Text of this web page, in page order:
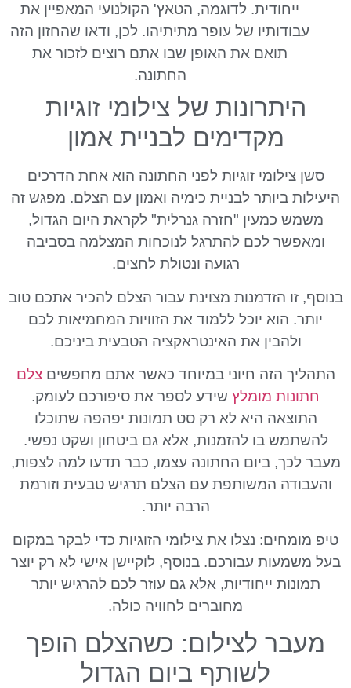
ייחודית. לדוגמה, הטאץ' הקולנועי המאפיין את
עבודותיו של עופר מתיתיהו. לכן, ודאו שהחזון הזה
תואם את האופן שבו אתם רוצים לזכור את
החתונה.
היתרונות של צילומי זוגיות
מקדימים לבניית אמון
סשן צילומי זוגיות לפני החתונה הוא אחת הדרכים
היעילות ביותר לבניית כימיה ואמון עם הצלם. מפגש זה
משמש כמעין "חזרה גנרלית" לקראת היום הגדול,
ומאפשר לכם להתרגל לנוכחות המצלמה בסביבה
רגועה ונטולת לחצים.
בנוסף, זו הזדמנות מצוינת עבור הצלם להכיר אתכם טוב
יותר. הוא יוכל ללמוד את הזוויות המחמיאות לכם
ולהבין את האינטראקציה הטבעית ביניכם.
התהליך הזה חיוני במיוחד כאשר אתם מחפשיםצלם
חתונות מומלץ שידע לספר את סיפורכם לעומק.
התוצאה היא לא רק סט תמונות יפהפה שתוכלו
להשתמש בו להזמנות, אלא גם ביטחון ושקט נפשי.
מעבר לכך, ביום החתונה עצמו, כבר תדעו למה לצפות,
והעבודה המשותפת עם הצלם תרגיש טבעית וזורמת
הרבה יותר.
טיפ מומחים: נצלו את צילומי הזוגיות כדי לבקר במקום
בעל משמעות עבורכם. בנוסף, לוקיישן אישי לא רק יוצר
תמונות ייחודיות, אלא גם עוזר לכם להרגיש יותר
מחוברים לחוויה כולה.
מעבר לצילום: כשהצלם הופך
לשותף ביום הגדול